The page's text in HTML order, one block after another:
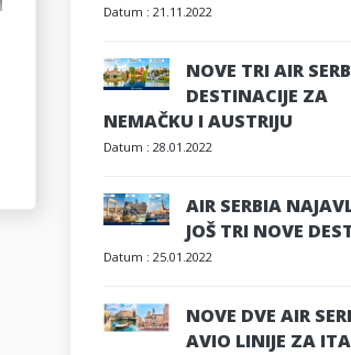
Datum : 21.11.2022
NOVE TRI AIR
DESTINACIJE ZA
NEMAČKU I AUSTRIJU
Datum : 28.01.2022
AIR SERBIA
JOŠ TRI NOVE
Datum : 25.01.2022
NOVE DVE AIR
AVIO LINIJE ZA